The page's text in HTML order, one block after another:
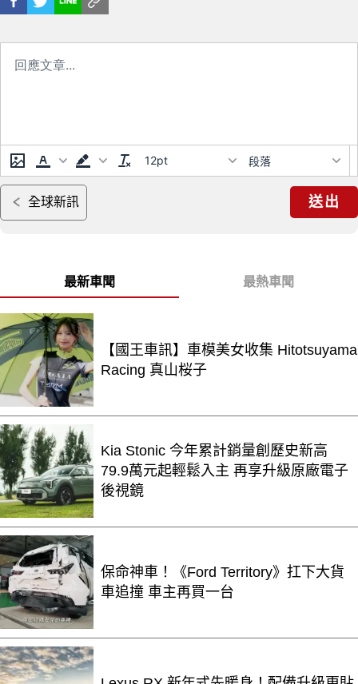
12pt 段落
全球新訊 送出
最新車聞 最熱車聞
【國王車訊】車模美女收集 Hitotsuyama
Racing 真山桜子
Kia Stonic 今年累計銷量創歷史新高
79.9萬元起輕鬆入主 再享升級原廠電子
後視鏡
保命神車！《Ford Territory》扛下大貨
車追撞 車主再買一台